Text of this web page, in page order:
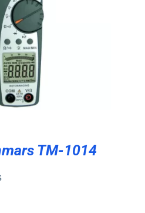
TM-1014